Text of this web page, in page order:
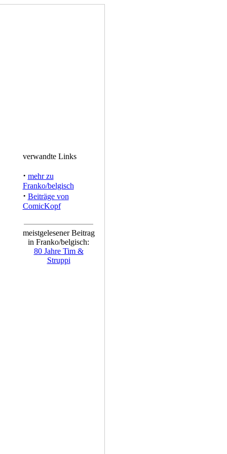
verwandte Links
· mehr zu
Franko/belgisch
· Beiträge von
ComicKopf
meistgelesener Beitrag
in Franko/belgisch:
80 Jahre Tim &
Struppi